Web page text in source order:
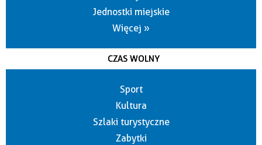
Jednostki miejskie
Więcej »
CZAS WOLNY
Sport
Kultura
Szlaki turystyczne
Zabytki